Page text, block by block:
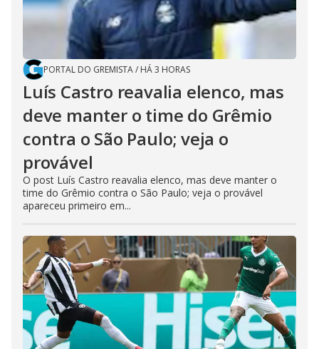
PORTAL DO GREMISTA/ HÁ 3 HORAS
Luís Castro reavalia elenco, mas
deve manter o time do Grêmio
contra o São Paulo; veja o
provável
O post Luís Castro reavalia elenco, mas deve manter o
time do Grêmio contra o São Paulo; veja o provável
apareceu primeiro em...